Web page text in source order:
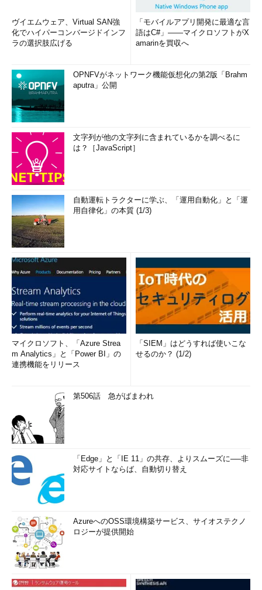
ヴイエムウェア、Virtual SAN強
化でハイパーコンバージドインフ
ラの選択肢広げる
「モバイルアプリ開発に最適な言
語はC#」――マイクロソフトがX
amarinを買収へ
OPNFVがネットワーク機能仮想化の第2版「Brahm
aputra」公開
文字列が他の文字列に含まれているかを調べるに
は？［JavaScript］
自動運転トラクターに学ぶ、「運用自動化」と「運
用自律化」の本質 (1/3)
マイクロソフト、「Azure Strea
m Analytics」と「Power BI」の
連携機能をリリース
「SIEM」はどうすれば使いこな
せるのか？ (1/2)
第506話 急がばまわれ
「Edge」と「IE 11」の共存、よりスムーズに──非
対応サイトならば、自動切り替え
AzureへのOSS環境構築サービス、サイオステクノ
ロジーが提供開始